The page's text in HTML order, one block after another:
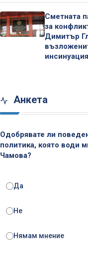
Сметната
за
Димитър
инсинуация
Анкета
Одобрявате ли
политика, която води
Чамова?
Да
Не
Нямам мнение